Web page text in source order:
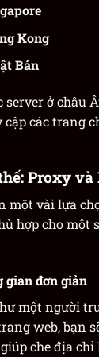
Kong
Bản
ở châu
các trang
Proxy và
một vài lựa
hợp cho một
đơn giản
một người
web, bạn
che địa